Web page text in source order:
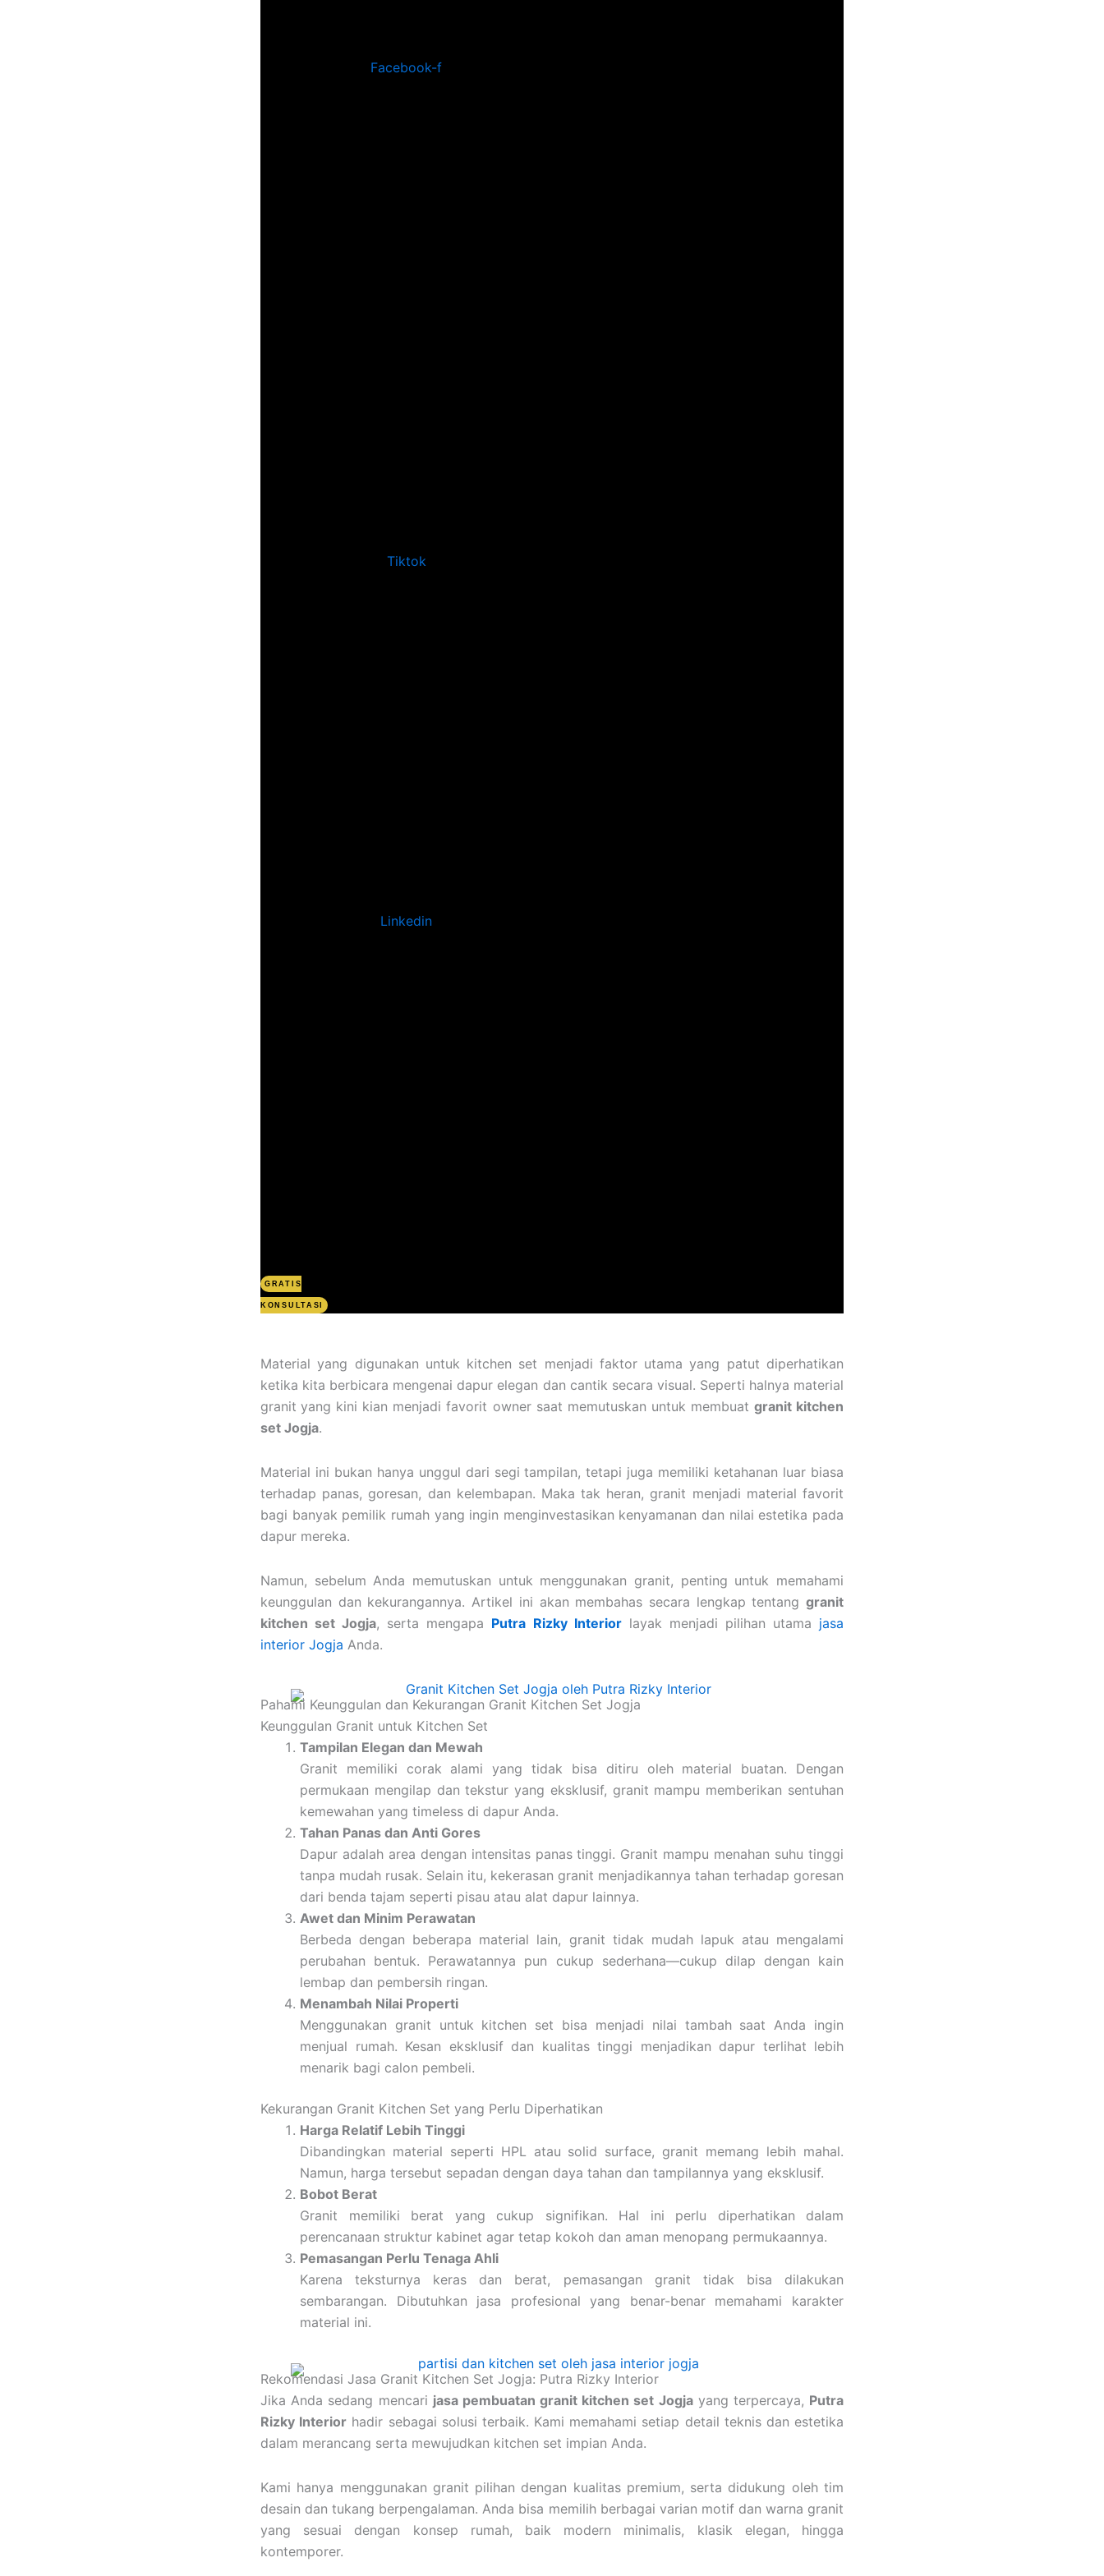
Facebook-f
Tiktok
Linkedin
GRATIS
KONSULTASI
Material yang digunakan untuk kitchen set menjadi faktor utama yang patut diperhatikan
ketika kita berbicara mengenai dapur elegan dan cantik secara visual. Seperti halnya material
granit yang kini kian menjadi favorit owner saat memutuskan untuk membuat granit kitchen
set Jogja.
Material ini bukan hanya unggul dari segi tampilan, tetapi juga memiliki ketahanan luar biasa
terhadap panas, goresan, dan kelembapan. Maka tak heran, granit menjadi material favorit
bagi banyak pemilik rumah yang ingin menginvestasikan kenyamanan dan nilai estetika pada
dapur mereka.
Namun, sebelum Anda memutuskan untuk menggunakan granit, penting untuk memahami
keunggulan dan kekurangannya. Artikel ini akan membahas secara lengkap tentang granit
kitchen set Jogja, serta mengapa Putra Rizky Interiorlayak menjadi pilihan utama jasa
interior Jogja Anda.
Pahami Keunggulan dan Kekurangan Granit Kitchen Set Jogja
Keunggulan Granit untuk Kitchen Set
Tampilan Elegan dan Mewah
Granit memiliki corak alami yang tidak bisa ditiru oleh material buatan. Dengan
permukaan mengilap dan tekstur yang eksklusif, granit mampu memberikan sentuhan
kemewahan yang timeless di dapur Anda.
Tahan Panas dan Anti Gores
Dapur adalah area dengan intensitas panas tinggi. Granit mampu menahan suhu tinggi
tanpa mudah rusak. Selain itu, kekerasan granit menjadikannya tahan terhadap goresan
dari benda tajam seperti pisau atau alat dapur lainnya.
Awet dan Minim Perawatan
Berbeda dengan beberapa material lain, granit tidak mudah lapuk atau mengalami
perubahan bentuk. Perawatannya pun cukup sederhana—cukup dilap dengan kain
lembap dan pembersih ringan.
Menambah Nilai Properti
Menggunakan granit untuk kitchen set bisa menjadi nilai tambah saat Anda ingin
menjual rumah. Kesan eksklusif dan kualitas tinggi menjadikan dapur terlihat lebih
menarik bagi calon pembeli.
Kekurangan Granit Kitchen Set yang Perlu Diperhatikan
Harga Relatif Lebih Tinggi
Dibandingkan material seperti HPL atau solid surface, granit memang lebih mahal.
Namun, harga tersebut sepadan dengan daya tahan dan tampilannya yang eksklusif.
Bobot Berat
Granit memiliki berat yang cukup signifikan. Hal ini perlu diperhatikan dalam
perencanaan struktur kabinet agar tetap kokoh dan aman menopang permukaannya.
Pemasangan Perlu Tenaga Ahli
Karena teksturnya keras dan berat, pemasangan granit tidak bisa dilakukan
sembarangan. Dibutuhkan jasa profesional yang benar-benar memahami karakter
material ini.
Rekomendasi Jasa Granit Kitchen Set Jogja: Putra Rizky Interior
Jika Anda sedang mencari jasa pembuatan granit kitchen set Jogjayang terpercaya, Putra
Rizky Interior hadir sebagai solusi terbaik. Kami memahami setiap detail teknis dan estetika
dalam merancang serta mewujudkan kitchen set impian Anda.
Kami hanya menggunakan granit pilihan dengan kualitas premium, serta didukung oleh tim
desain dan tukang berpengalaman. Anda bisa memilih berbagai varian motif dan warna granit
yang sesuai dengan konsep rumah, baik modern minimalis, klasik elegan, hingga
kontemporer.